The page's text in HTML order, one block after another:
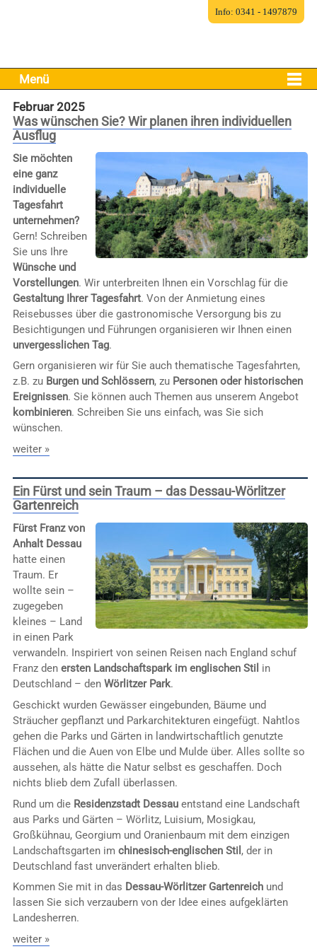
Menü
Februar 2025
Was wünschen Sie? Wir planen ihren individuellen
Ausflug
Sie möchten
eine ganz
individuelle
Tagesfahrt
unternehmen?
Gern! Schreiben
Sie uns Ihre
Wünsche und
Vorstellungen. Wir unterbreiten Ihnen ein Vorschlag für die
Gestaltung Ihrer Tagesfahrt. Von der Anmietung eines
Reisebusses über die gastronomische Versorgung bis zu
Besichtigungen und Führungen organisieren wir Ihnen einen
unvergesslichen Tag.
Gern organisieren wir für Sie auch thematische Tagesfahrten,
z.B. zu Burgen und Schlössern, zu Personen oder historischen
Ereignissen. Sie können auch Themen aus unserem Angebot
kombinieren. Schreiben Sie uns einfach, was Sie sich
wünschen.
weiter »
Ein Fürst und sein Traum – das Dessau-Wörlitzer
Gartenreich
Fürst Franz von
Anhalt Dessau
hatte einen
Traum. Er
wollte sein –
zugegeben
kleines – Land
in einen Park
verwandeln. Inspiriert von seinen Reisen nach England schuf
Franz den ersten Landschaftspark im englischen Stil in
Deutschland – den Wörlitzer Park.
Geschickt wurden Gewässer eingebunden, Bäume und
Sträucher gepflanzt und Parkarchitekturen eingefügt. Nahtlos
gehen die Parks und Gärten in landwirtschaftlich genutzte
Flächen und die Auen von Elbe und Mulde über. Alles sollte so
aussehen, als hätte die Natur selbst es geschaffen. Doch
nichts blieb dem Zufall überlassen.
Rund um die Residenzstadt Dessauentstand eine Landschaft
aus Parks und Gärten – Wörlitz, Luisium, Mosigkau,
Großkühnau, Georgium und Oranienbaum mit dem einzigen
Landschaftsgarten im chinesisch-englischen Stil , der in
Deutschland fast unverändert erhalten blieb.
Kommen Sie mit in das Dessau-Wörlitzer Gartenreichund
lassen Sie sich verzaubern von der Idee eines aufgeklärten
Landesherren.
weiter »
Info: 0341 - 1497879